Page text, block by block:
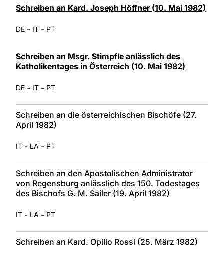
Schreiben an Kard. Joseph Höffner (10. Mai 1982)
DE - IT - PT
Schreiben an Msgr. Stimpfle anlässlich des
Katholikentages in Österreich (10. Mai 1982)
DE - IT - PT
Schreiben an die österreichischen Bischöfe (27.
April 1982)
IT - LA - PT
Schreiben an den Apostolischen Administrator
von Regensburg anlässlich des 150. Todestages
des Bischofs G. M. Sailer (19. April 1982)
IT - LA - PT
Schreiben an Kard. Opilio Rossi (25. März 1982)